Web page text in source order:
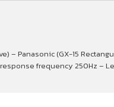
– Panasonic (GX-15
frequency 250Hz –